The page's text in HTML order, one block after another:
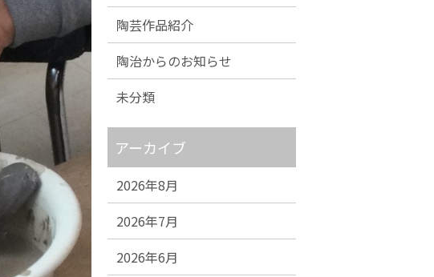
陶芸作品紹介
陶治からのお知らせ
未分類
アーカイブ
2026年8月
2026年7月
2026年6月